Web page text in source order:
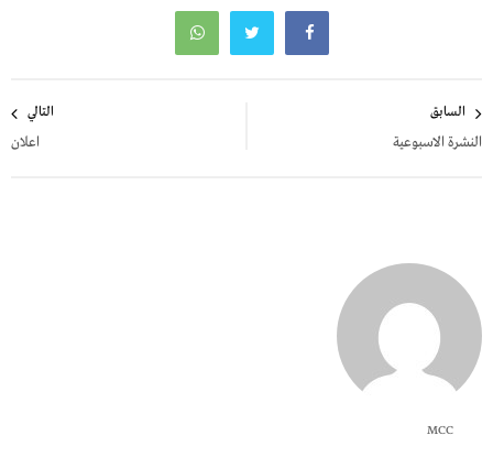
المقالات
السابق
النشرة الاسبوعية
التالي
اعلان
MCC